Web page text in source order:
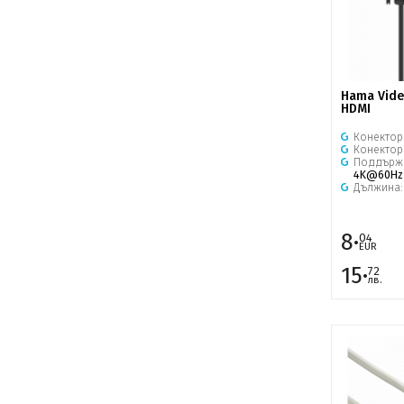
Hama
HDMI
Конектор
4K@60Hz
Дължина:
8·04
EUR
15·72
лв.